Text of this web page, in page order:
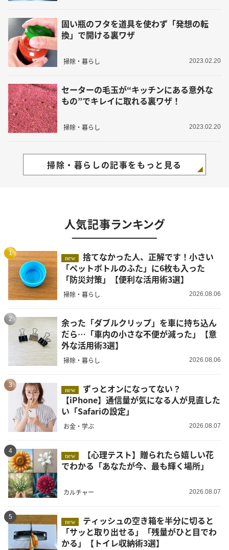
固い瓶のフタを道具を使わず「発想の転
換」で開ける裏ワザ
掃除・暮らし 2023.02.20
セーターの毛玉が“キッチンにある意外な
もの”でキレイに取れる裏ワザ！
掃除・暮らし 2023.02.20
掃除・暮らしの記事をもっと見る
人気記事ランキング
1
new
捨てなかった人、正解です！小さい
「ペットボトルのふた」に6枚も入った
「防災対策」【便利な活用術3選】
掃除・暮らし 2026.08.06
2
余った「ダブルクリップ」を車に持ち込ん
だら…「車内の小さな不便が減った」【意
外な活用術3選】
掃除・暮らし 2026.08.06
3
new
【iPhone】通信量が気になる人が見直した
い「Safariの設定」
お金・学ぶ 2026.08.07
4
new
でわかる「あなたが今、最も輝く場所」
カルチャー 2026.08.07
5
new
「サッと取り出せる」「残量がひと目でわ
かる」【トイレ収納術3選】